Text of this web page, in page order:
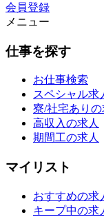
会員登録
メニュー
仕事を探す
お仕事検索
スペシャル求
寮/社宅ありの
高収入の求人
期間工の求人
マイリスト
おすすめの求
キープ中の求